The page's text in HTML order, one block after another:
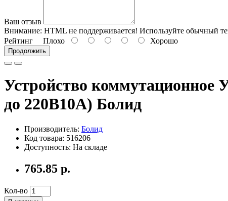
Ваш отзыв
Внимание: HTML не поддерживается! Используйте обычный
Рейтинг Плохо Хорошо
Продолжить
Устройство коммутационное
до 220В10А) Болид
Производитель: Болид
Код товара: 516206
Доступность: На складе
765.85 р.
Кол-во